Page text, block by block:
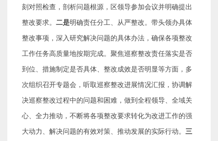
刻对照检查，剖析问题根源，区领导参加会议并明确提出
整改要求。 二是明确责任分工、从严整改。带头领办具体
整改事项，深入研究解决问题的具体办法，确保各项整改
工作任务高质量地按期完成。聚焦巡察整改责任落实是否
到位、措施制定是否具体、整改成效是否明显等方面，多
次组织召开专题会，听取巡察整改进展情况汇报，协调解
决巡察整改过程中的问题和困难，做到全程领导、全域关
心、全力推动，不断将各项整改要求转化为改进工作的强
大动力、解决问题的有效对策、推动发展的实际行动。 三